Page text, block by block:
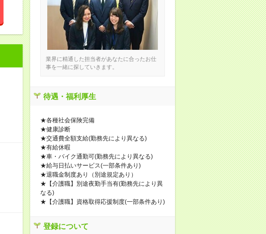
業界に精通した担当者があなたに合ったお仕
事を一緒に探していきます。
待遇・福利厚生
★各種社会保険完備
★健康診断
★交通費全額支給(勤務先により異なる)
★有給休暇
★車・バイク通勤可(勤務先により異なる)
★給与日払いサービス(一部条件あり)
★退職金制度あり（別途規定あり）
★【介護職】別途夜勤手当有(勤務先により異
なる)
★【介護職】資格取得応援制度(一部条件あり)
登録について